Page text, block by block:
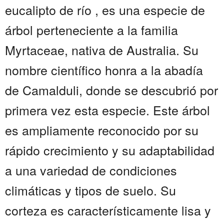
eucalipto de río , es una especie de
árbol perteneciente a la familia
Myrtaceae, nativa de Australia. Su
nombre científico honra a la abadía
de Camalduli, donde se descubrió por
primera vez esta especie. Este árbol
es ampliamente reconocido por su
rápido crecimiento y su adaptabilidad
a una variedad de condiciones
climáticas y tipos de suelo. Su
corteza es característicamente lisa y